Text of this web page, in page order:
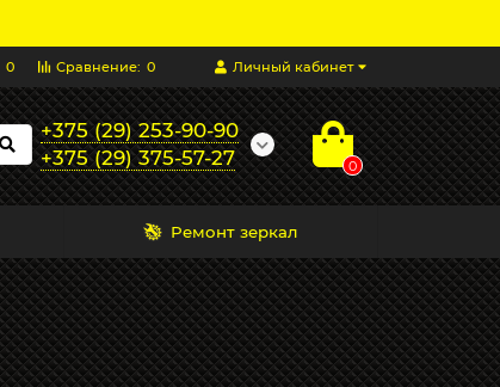
Личный кабинет
Сравнение: 0
0
+375 (29) 253-90-90
+375 (29) 375-57-27
0
Ремонт зеркал